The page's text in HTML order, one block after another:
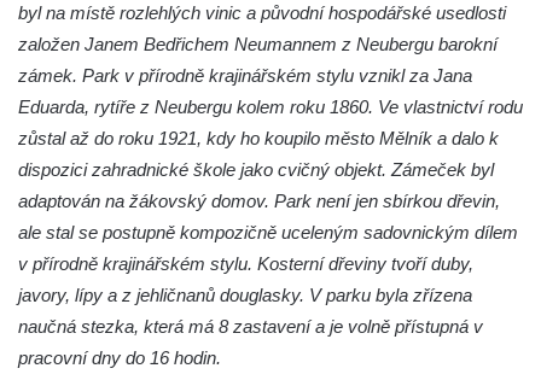
Zámek Lenešice
Zámek Budenice
Zámek Štáf ve Zlonicích
Zámeček u Vysoké Lípy
Zámek Chomutov
Zámek nad Vysokou Lípou
Zámek v Lázních Libverda
byl na místě rozlehlých vinic a původní hospodářské usedlosti
založen Janem Bedřichem Neumannem z Neubergu barokní
zámek. Park v přírodně krajinářském stylu vznikl za Jana
Eduarda, rytíře z Neubergu kolem roku 1860. Ve vlastnictví rodu
zůstal až do roku 1921, kdy ho koupilo město Mělník a dalo k
dispozici zahradnické škole jako cvičný objekt. Zámeček byl
adaptován na žákovský domov. Park není jen sbírkou dřevin,
ale stal se postupně kompozičně uceleným sadovnickým dílem
v přírodně krajinářském stylu. Kosterní dřeviny tvoří duby,
javory, lípy a z jehličnanů douglasky. V parku byla zřízena
naučná stezka, která má 8 zastavení a je volně přístupná v
pracovní dny do 16 hodin.